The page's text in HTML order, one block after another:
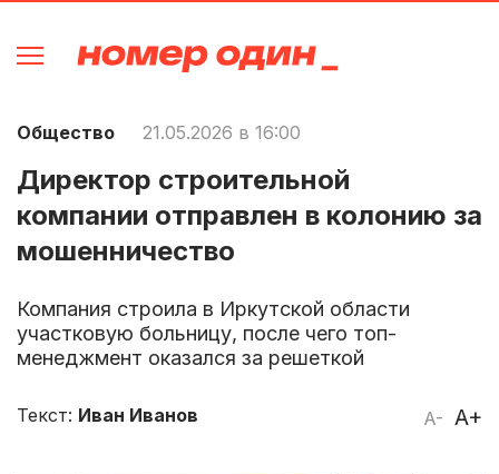
Общество 21.05.2026 в 16:00
Директор строительной
компании отправлен в колонию за
мошенничество
Компания строила в Иркутской области
участковую больницу, после чего топ-
менеджмент оказался за решеткой
A- A+
Текст: Иван Иванов